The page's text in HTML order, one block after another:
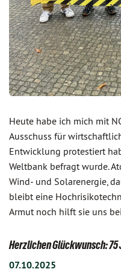
Heute habe ich mich mit
Ausschuss für
Entwicklung protestiert
Weltbank befragt wurde.
Wind- und Solarenergie,
bleibt eine
Armut noch hilft sie uns
Herzlichen Glückwunsch:
07.10.2025